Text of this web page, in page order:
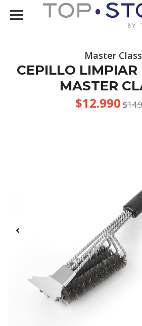
Master Class
CEPILLO LIMPIAR
MASTER
$12.990